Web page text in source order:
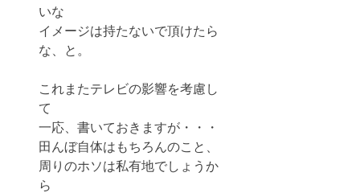
いな
イメージは持たないで頂けたら
な、と。
これまたテレビの影響を考慮し
て
一応、書いておきますが・・・
田んぼ自体はもちろんのこと、
周りのホソは私有地でしょうか
ら